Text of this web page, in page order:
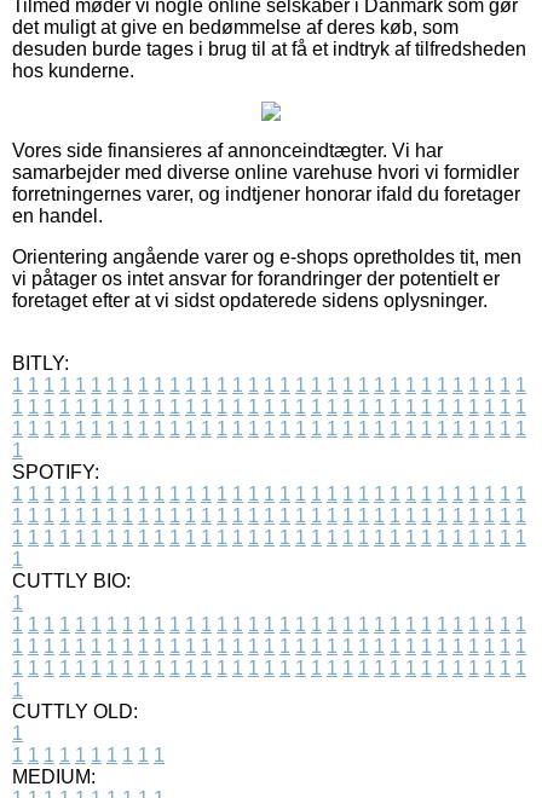
Tilmed møder vi nogle online selskaber i Danmark som gør
det muligt at give en bedømmelse af deres køb, som
desuden burde tages i brug til at få et indtryk af tilfredsheden
hos kunderne.
Vores side finansieres af annonceindtægter. Vi har
samarbejder med diverse online varehuse hvori vi formidler
forretningernes varer, og indtjener honorar ifald du foretager
en handel.
Orientering angående varer og e-shops opretholdes tit, men
vi påtager os intet ansvar for forandringer der potentielt er
foretaget efter at vi sidst opdaterede sidens oplysninger.
BITLY:
1 1 1 1 1 1 1 1 1 1 1 1 1 1 1 1 1 1 1 1 1 1 1 1 1 1 1 1 1 1 1 1 1
1 1 1 1 1 1 1 1 1 1 1 1 1 1 1 1 1 1 1 1 1 1 1 1 1 1 1 1 1 1 1 1 1
1 1 1 1 1 1 1 1 1 1 1 1 1 1 1 1 1 1 1 1 1 1 1 1 1 1 1 1 1 1 1 1 1
1
SPOTIFY:
1 1 1 1 1 1 1 1 1 1 1 1 1 1 1 1 1 1 1 1 1 1 1 1 1 1 1 1 1 1 1 1 1
1 1 1 1 1 1 1 1 1 1 1 1 1 1 1 1 1 1 1 1 1 1 1 1 1 1 1 1 1 1 1 1 1
1 1 1 1 1 1 1 1 1 1 1 1 1 1 1 1 1 1 1 1 1 1 1 1 1 1 1 1 1 1 1 1 1
1
CUTTLY BIO:
1
1 1 1 1 1 1 1 1 1 1 1 1 1 1 1 1 1 1 1 1 1 1 1 1 1 1 1 1 1 1 1 1 1
1 1 1 1 1 1 1 1 1 1 1 1 1 1 1 1 1 1 1 1 1 1 1 1 1 1 1 1 1 1 1 1 1
1 1 1 1 1 1 1 1 1 1 1 1 1 1 1 1 1 1 1 1 1 1 1 1 1 1 1 1 1 1 1 1 1
1
CUTTLY OLD:
1
1 1 1 1 1 1 1 1 1 1
MEDIUM: